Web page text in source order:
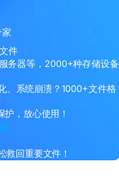
件
务器等，2000+种存储设备
、系统崩溃？1000+文件格
，放心使用！
救回重要文件！